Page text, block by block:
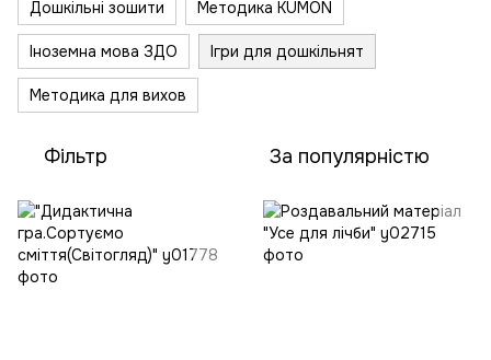
Дошкільні зошити Методика KUMON
Іноземна мова ЗДО Ігри для дошкільнят
Методика для вихов
Фільтр За популярністю